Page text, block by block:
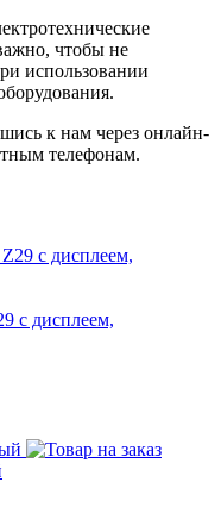
чтобы не
использовании
к нам через онлайн-
телефонам.
с дисплеем,